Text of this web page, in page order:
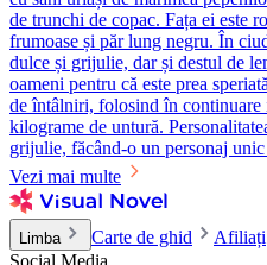
de trunchi de copac. Fața ei este
frumoase și păr lung negru. În
dulce și grijulie, dar și destul de
oameni pentru că este prea
de întâlniri, folosind în continuare
kilograme de untură.
grijulie, făcând-o un personaj unic
Vezi mai multe
Limba Carte de ghid Afiliați
Social Media